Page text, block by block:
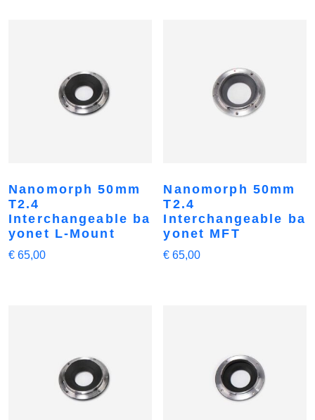
Nanomorph 50mm
T2.4
Interchangeable ba
yonet L-Mount
€ 65,00
Nanomorph 50mm
T2.4
Interchangeable ba
yonet MFT
€ 65,00